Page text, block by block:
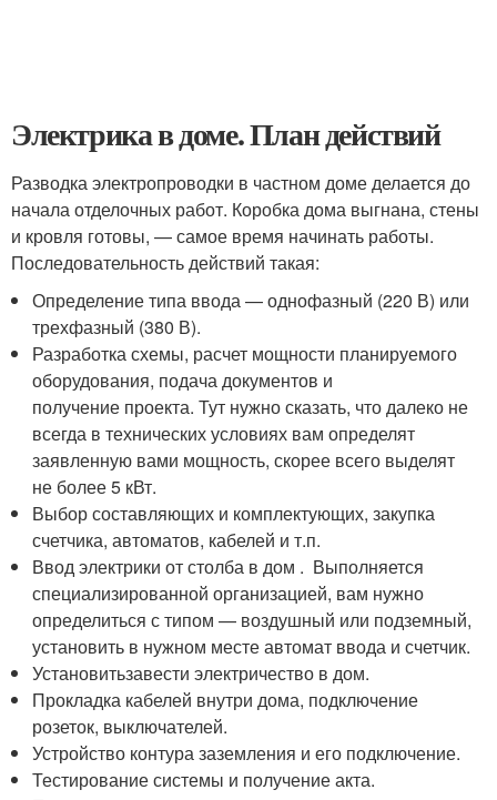
Электрика в доме. План действий
Разводка электропроводки в частном доме делается до
начала отделочных работ. Коробка дома выгнана, стены
и кровля готовы, — самое время начинать работы.
Последовательность действий такая:
Определение типа ввода — однофазный (220 В) или
трехфазный (380 В).
Разработка схемы, расчет мощности планируемого
оборудования, подача документов и
получение проекта. Тут нужно сказать, что далеко не
всегда в технических условиях вам определят
заявленную вами мощность, скорее всего выделят
не более 5 кВт.
Выбор составляющих и комплектующих, закупка
счетчика, автоматов, кабелей и т.п.
Ввод электрики от столба в дом . Выполняется
специализированной организацией, вам нужно
определиться с типом — воздушный или подземный,
установить в нужном месте автомат ввода и счетчик.
Установитьзавести электричество в дом.
Прокладка кабелей внутри дома, подключение
розеток, выключателей.
Устройство контура заземления и его подключение.
Тестирование системы и получение акта.